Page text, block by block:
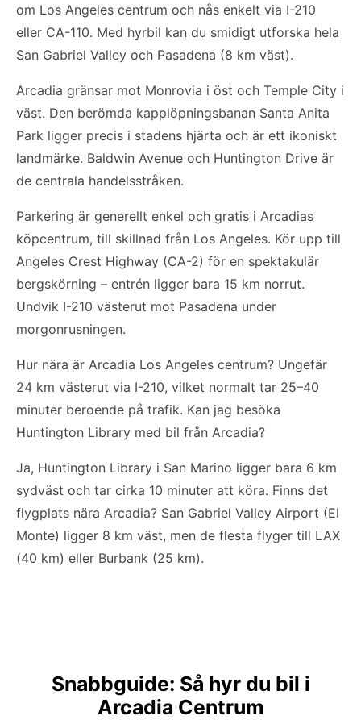
om Los Angeles centrum och nås enkelt via I-210
eller CA-110. Med hyrbil kan du smidigt utforska hela
San Gabriel Valley och Pasadena (8 km väst).
Arcadia gränsar mot Monrovia i öst och Temple City i
väst. Den berömda kapplöpningsbanan Santa Anita
Park ligger precis i stadens hjärta och är ett ikoniskt
landmärke. Baldwin Avenue och Huntington Drive är
de centrala handelsstråken.
Parkering är generellt enkel och gratis i Arcadias
köpcentrum, till skillnad från Los Angeles. Kör upp till
Angeles Crest Highway (CA-2) för en spektakulär
bergskörning – entrén ligger bara 15 km norrut.
Undvik I-210 västerut mot Pasadena under
morgonrusningen.
Hur nära är Arcadia Los Angeles centrum? Ungefär
24 km västerut via I-210, vilket normalt tar 25–40
minuter beroende på trafik. Kan jag besöka
Huntington Library med bil från Arcadia?
Ja, Huntington Library i San Marino ligger bara 6 km
sydväst och tar cirka 10 minuter att köra. Finns det
flygplats nära Arcadia? San Gabriel Valley Airport (El
Monte) ligger 8 km väst, men de flesta flyger till LAX
(40 km) eller Burbank (25 km).
Snabbguide: Så hyr du bil i
Arcadia Centrum